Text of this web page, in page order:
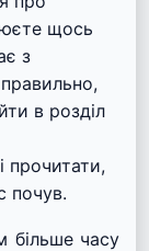
щось
з
в розділ
і прочитати,
почув.
більше часу